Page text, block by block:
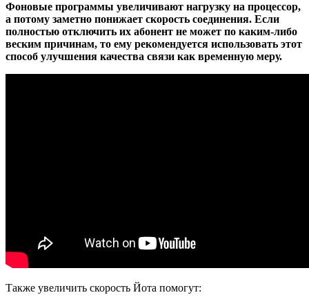
Фоновые программы увеличивают нагрузку на процессор,
а потому заметно понижает скорость соединения. Если
полностью отключить их абонент не может по каким-либо
веским причинам, то ему рекомендуется использовать этот
способ улучшения качества связи как временную меру.
Также увеличить скорость Йота помогут: